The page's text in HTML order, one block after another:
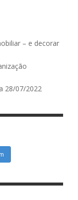
– e decorar
28/07/2022